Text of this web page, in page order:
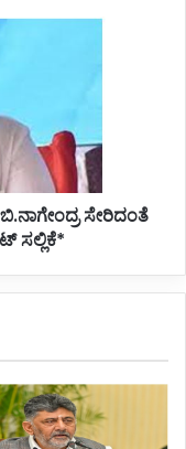
ಸೇರಿದಂತೆ
ಸಲ್ಲಿಕೆ*